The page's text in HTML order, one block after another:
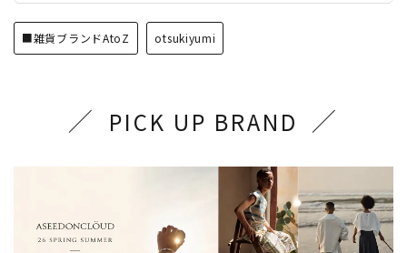
■雑貨ブランドAtoZ otsukiyumi
PICK UP BRAND